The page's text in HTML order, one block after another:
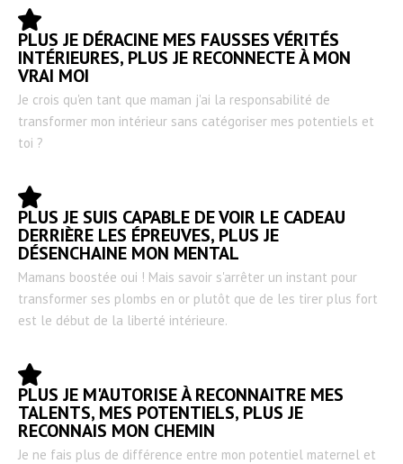
PLUS JE DÉRACINE MES FAUSSES VÉRITÉS
INTÉRIEURES, PLUS JE RECONNECTE À MON
VRAI MOI
Je crois qu'en tant que maman j'ai la responsabilité de
transformer mon intérieur sans catégoriser mes potentiels et
toi ?
PLUS JE SUIS CAPABLE DE VOIR LE CADEAU
DERRIÈRE LES ÉPREUVES, PLUS JE
DÉSENCHAINE MON MENTAL
Mamans boostée oui ! Mais savoir s'arrêter un instant pour
transformer ses plombs en or plutôt que de les tirer plus fort
est le début de la liberté intérieure.
PLUS JE M'AUTORISE À RECONNAITRE MES
TALENTS, MES POTENTIELS, PLUS JE
RECONNAIS MON CHEMIN
Je ne fais plus de différence entre mon potentiel maternel et